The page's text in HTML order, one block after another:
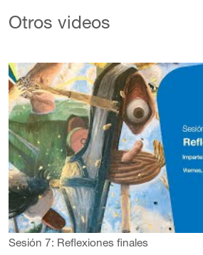
Otros videos
Sesión 7: Reflexiones finales